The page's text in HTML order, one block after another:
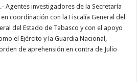
Agentes investigadores de la Secretaría
coordinación con la Fiscalía General del
del Estado de Tabasco y con el apoyo
el Ejército y la Guardia Nacional,
de aprehensión en contra de Julio